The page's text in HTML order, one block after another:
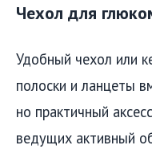
Чехол для
Удобный чехол или
полоски и ланцеты
но практичный
ведущих активный